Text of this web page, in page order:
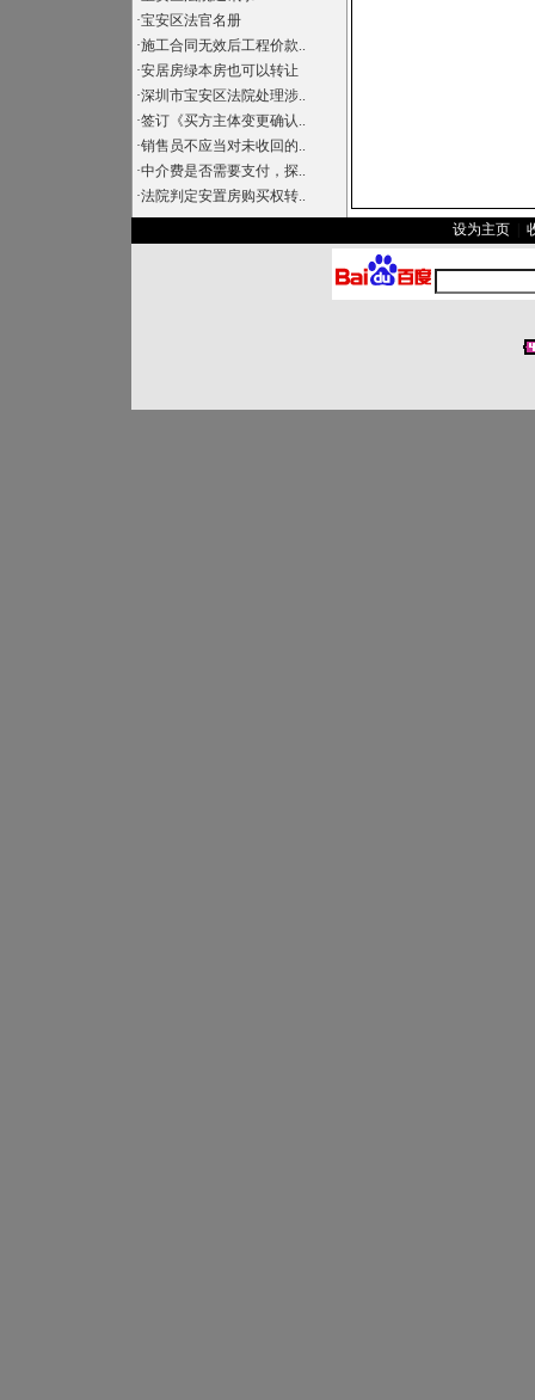
·宝安区法官名册
·施工合同无效后工程价款..
·安居房绿本房也可以转让
·深圳市宝安区法院处理涉..
·签订《买方主体变更确认..
·销售员不应当对未收回的..
·中介费是否需要支付，探..
·法院判定安置房购买权转..
设为主页